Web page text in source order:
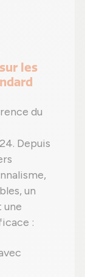
les
du
Depuis
un
une
: